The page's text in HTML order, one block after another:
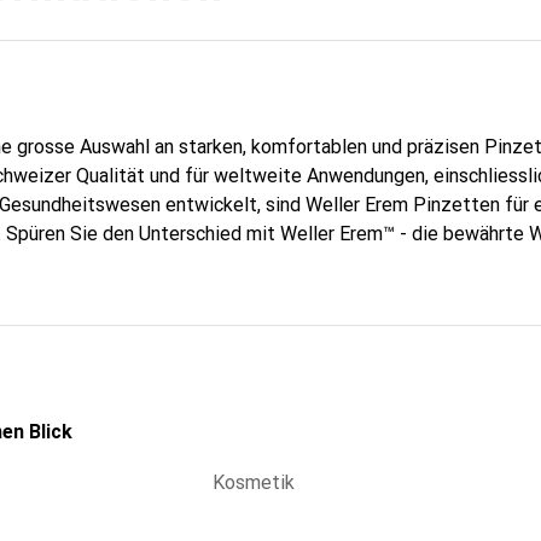
grosse Auswahl an starken, komfortablen und präzisen
Qualität und für weltweite Anwendungen,
entwickelt, sind Weller Erem Pinzetten für
Sie den Unterschied mit Weller Erem™ - die bewährte
Blick
Kosmetik